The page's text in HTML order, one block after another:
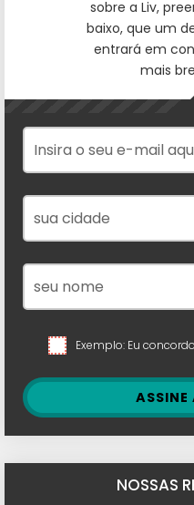
sobre a Liv,
baixo, que um
entrará em
mais
Exemplo: Eu
ASSINE
NOSSAS